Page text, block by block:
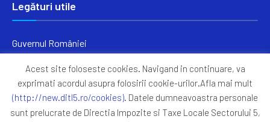
Legături utile
Guvernul României
Primăria Sectorul 5
ANAF
Acest site foloseste cookies. Navigand in continuare, va
exprimati acordul asupra folosirii cookie-urilor.Afla mai mult
(http://new.ditl5.ro/cookies). Datele dumneavoastra personale
sunt prelucrate de Directia Impozite si Taxe Locale Sectorului 5,